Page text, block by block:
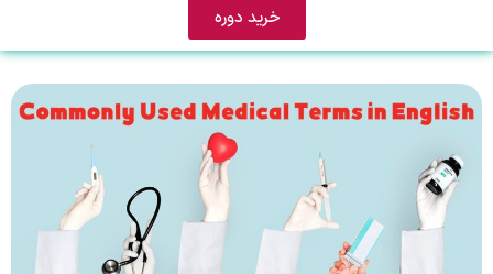
خرید دوره